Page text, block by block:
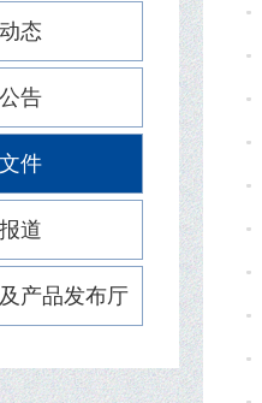
态
告
件
道
产品发布厅